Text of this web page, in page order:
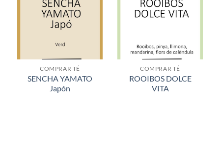
COMPRAR TÉ
SENCHA YAMATO
Japón
COMPRAR TÉ
ROOIBOS DOLCE
VITA